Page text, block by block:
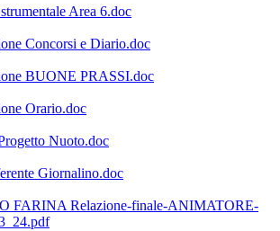
Area 6.doc
Concorsi e Diario.doc
BUONE PRASSI.doc
Orario.doc
Nuoto.doc
Giornalino.doc
FARINA Relazione-finale-ANIMATORE-